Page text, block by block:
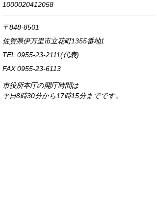
1000020412058
〒848-8501
佐賀県伊万里市立花町1355番地1
TEL 0955-23-2111(代表)
FAX 0955-23-6113
市役所本庁の開庁時間は
平日8時30分から17時15分までです。